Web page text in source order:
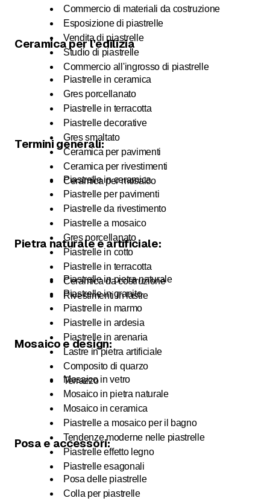
Commercio di materiali da costruzione
Esposizione di piastrelle
Vendita di piastrelle
Studio di piastrelle
Commercio all'ingrosso di piastrelle
Ceramica per l'edilizia
Piastrelle in ceramica
Gres porcellanato
Piastrelle in terracotta
Piastrelle decorative
Gres smaltato
Ceramica per pavimenti
Ceramica per rivestimenti
Ceramica per mosaico
Termini generali:
Piastrelle in ceramica
Piastrelle per pavimenti
Piastrelle da rivestimento
Piastrelle a mosaico
Gres porcellanato
Piastrelle in cotto
Piastrelle in terracotta
Ceramica da costruzione
Rivestimenti in lastre
Pietra naturale e artificiale:
Piastrelle in pietra naturale
Piastrelle in granito
Piastrelle in marmo
Piastrelle in ardesia
Piastrelle in arenaria
Lastre in pietra artificiale
Composito di quarzo
Terrazzo
Mosaico e design:
Mosaico in vetro
Mosaico in pietra naturale
Mosaico in ceramica
Piastrelle a mosaico per il bagno
Tendenze moderne nelle piastrelle
Piastrelle effetto legno
Piastrelle esagonali
Posa e accessori:
Posa delle piastrelle
Colla per piastrelle